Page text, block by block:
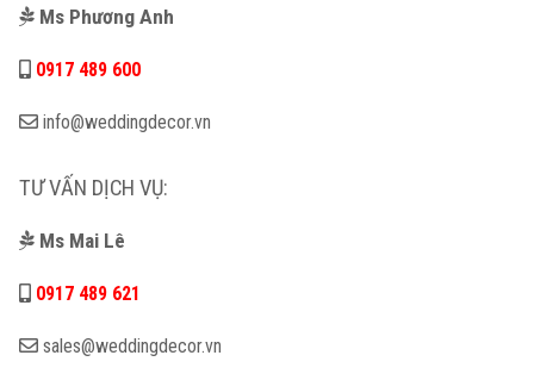
Ms Phương Anh
0917 489 600
info@weddingdecor.vn
TƯ VẤN DỊCH VỤ:
Ms Mai Lê
0917 489 621
sales@weddingdecor.vn